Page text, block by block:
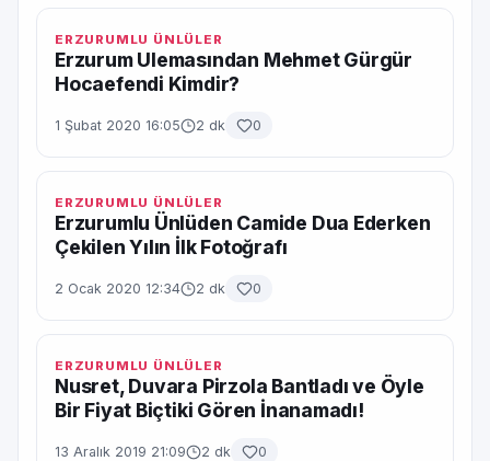
ERZURUMLU ÜNLÜLER
Erzurum Ulemasından Mehmet Gürgür
Hocaefendi Kimdir?
1 Şubat 2020 16:05 2 dk 0
ERZURUMLU ÜNLÜLER
Erzurumlu Ünlüden Camide Dua Ederken
Çekilen Yılın İlk Fotoğrafı
2 Ocak 2020 12:34 2 dk 0
ERZURUMLU ÜNLÜLER
Nusret, Duvara Pirzola Bantladı ve Öyle
Bir Fiyat Biçtiki Gören İnanamadı!
13 Aralık 2019 21:09 2 dk 0